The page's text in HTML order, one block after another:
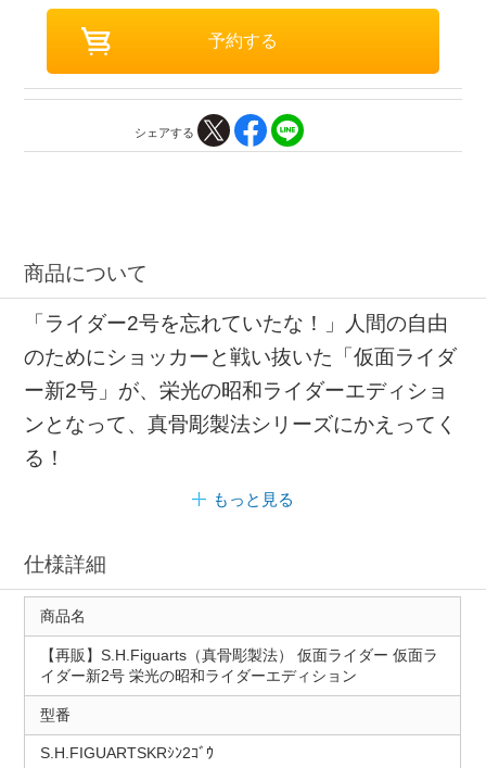
シェアする
商品について
「ライダー2号を忘れていたな！」人間の自由
のためにショッカーと戦い抜いた「仮面ライダ
ー新2号」が、栄光の昭和ライダーエディショ
ンとなって、真骨彫製法シリーズにかえってく
る！
もっと見る
仕様詳細
商品名
【再販】S.H.Figuarts（真骨彫製法） 仮面ライダー 仮面ラ
イダー新2号 栄光の昭和ライダーエディション
型番
S.H.FIGUARTSKRｼﾝ2ｺﾞｳ